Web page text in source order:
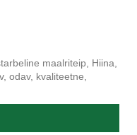
maalriteip, Hiina,
odav, kvaliteetne,